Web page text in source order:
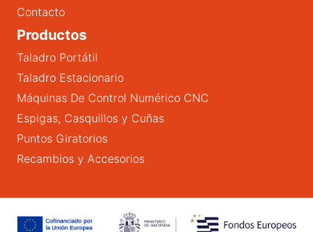
Contacto
Productos
Taladro Portátil
Taladro Estacionario
Máquinas De Control Numérico CNC
Espigas, Casquillos y Cuñas
Puntos Giratorios
Recambios y Accesorios